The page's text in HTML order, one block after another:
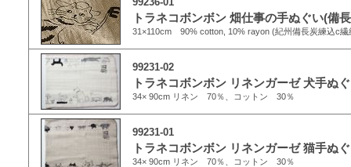
トラネコボンボン 畑仕事の手ぬぐい(備
31×110cm 90% cotton, 10% rayon (紀州備長炭練込c繊
99231-02
トラネコボンボン リネンガーゼ 犬手ぬ
34× 90cm リネン 70％、コットン 30％
99231-01
トラネコボンボン リネンガーゼ 猫手ぬ
34× 90cm リネン 70％、コットン 30％